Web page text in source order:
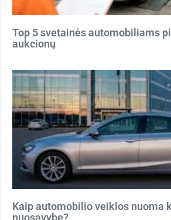
Top 5 svetainės automobiliams
aukcionų
Kaip automobilio veiklos nuoma
nuosavybę?